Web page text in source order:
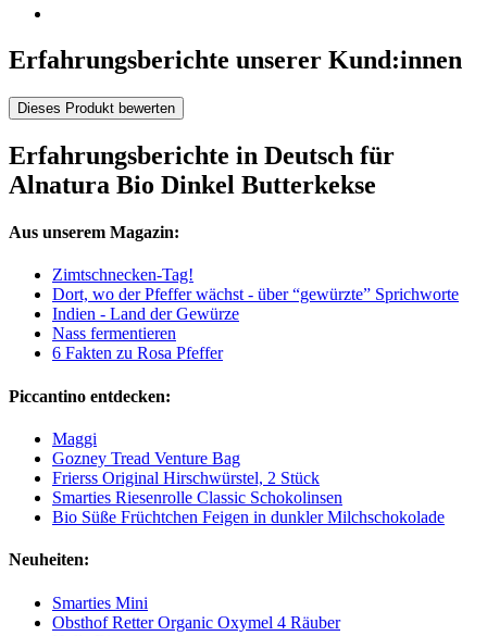
Erfahrungsberichte unserer Kund:innen
Dieses Produkt bewerten
Erfahrungsberichte in Deutsch für
Alnatura Bio Dinkel Butterkekse
Aus unserem Magazin:
Zimtschnecken-Tag!
Dort, wo der Pfeffer wächst - über “gewürzte” Sprichworte
Indien - Land der Gewürze
Nass fermentieren
6 Fakten zu Rosa Pfeffer
Piccantino entdecken:
Maggi
Gozney Tread Venture Bag
Frierss Original Hirschwürstel, 2 Stück
Smarties Riesenrolle Classic Schokolinsen
Bio Süße Früchtchen Feigen in dunkler Milchschokolade
Neuheiten:
Smarties Mini
Obsthof Retter Organic Oxymel 4 Räuber